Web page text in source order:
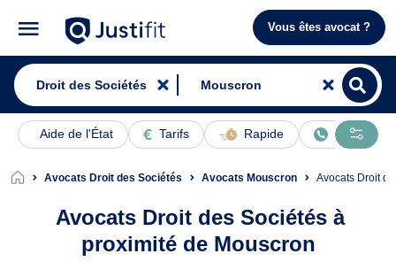
Vous êtes avocat ?
Aide de l'État Tarifs Rapide En ligne
Avocats Droit des Sociétés Avocats Mouscron Avocats Droit
Avocats Droit des Sociétés à
proximité de Mouscron